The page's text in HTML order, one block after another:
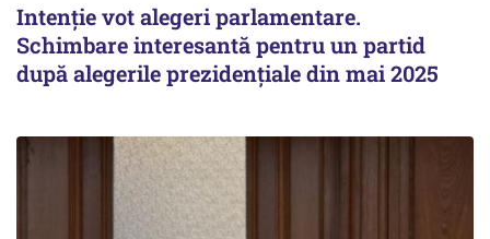
Intenție vot alegeri parlamentare.
Schimbare interesantă pentru un partid
după alegerile prezidențiale din mai 2025